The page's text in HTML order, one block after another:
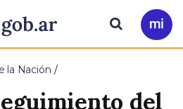
Ir
a
Buscar
la Nación
del